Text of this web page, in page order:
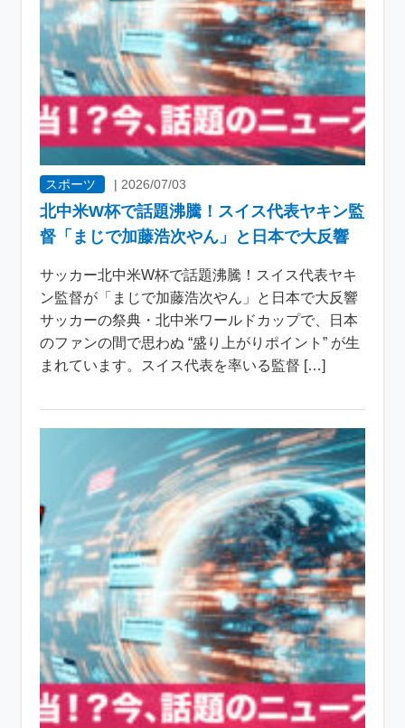
スポーツ |2026/07/03
北中米W杯で話題沸騰！スイス代表ヤキン監
督「まじで加藤浩次やん」と日本で大反響
サッカー北中米W杯で話題沸騰！スイス代表ヤキ
ン監督が「まじで加藤浩次やん」と日本で大反響
サッカーの祭典・北中米ワールドカップで、日本
のファンの間で思わぬ “盛り上がりポイント” が生
まれています。スイス代表を率いる監督 […]